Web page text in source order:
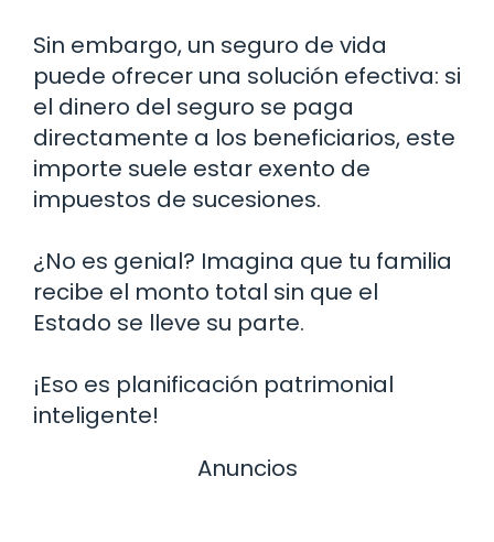
Sin embargo, un seguro de vida
puede ofrecer una solución efectiva: si
el dinero del seguro se paga
directamente a los beneficiarios, este
importe suele estar exento de
impuestos de sucesiones.
¿No es genial? Imagina que tu familia
recibe el monto total sin que el
Estado se lleve su parte.
¡Eso es planificación patrimonial
inteligente!
Anuncios